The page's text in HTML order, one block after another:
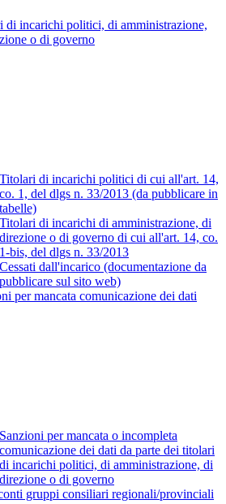
di incarichi politici, di amministrazione,
o di governo
Titolari di incarichi politici di cui all'art. 14,
co. 1, del dlgs n. 33/2013 (da pubblicare in
tabelle)
Titolari di incarichi di amministrazione, di
direzione o di governo di cui all'art. 14, co.
1-bis, del dlgs n. 33/2013
Cessati dall'incarico (documentazione da
pubblicare sul sito web)
per mancata comunicazione dei dati
Sanzioni per mancata o incompleta
comunicazione dei dati da parte dei titolari
di incarichi politici, di amministrazione, di
direzione o di governo
gruppi consiliari regionali/provinciali